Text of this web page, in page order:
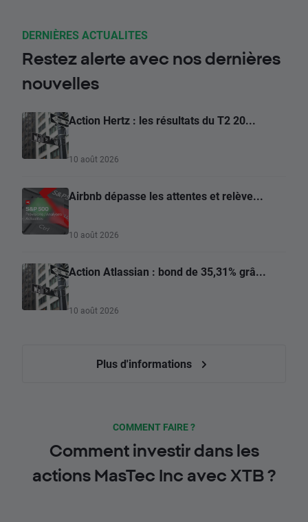
DERNIÈRES ACTUALITES
Restez alerte avec nos dernières
nouvelles
Action Hertz : les résultats du T2 20...
10 août 2026
Airbnb dépasse les attentes et relève...
10 août 2026
Action Atlassian : bond de 35,31% grâ...
10 août 2026
Plus d'informations
COMMENT FAIRE ?
Comment investir dans les
actions MasTec Inc avec XTB ?